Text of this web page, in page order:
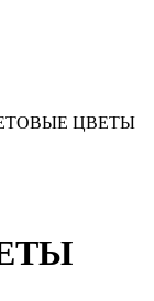
ЦВЕТЫ